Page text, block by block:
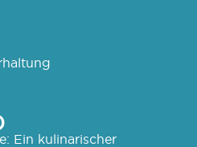
Ein kulinarischer